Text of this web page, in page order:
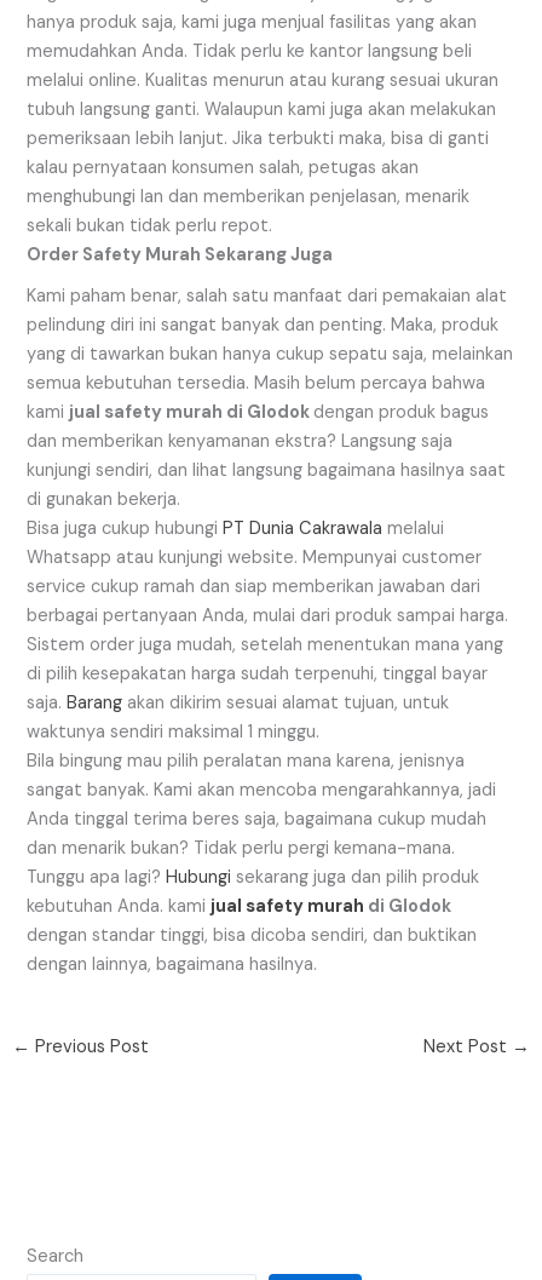
hanya produk saja, kami juga menjual fasilitas yang akan
memudahkan Anda. Tidak perlu ke kantor langsung beli
melalui online. Kualitas menurun atau kurang sesuai ukuran
tubuh langsung ganti. Walaupun kami juga akan melakukan
pemeriksaan lebih lanjut. Jika terbukti maka, bisa di ganti
kalau pernyataan konsumen salah, petugas akan
menghubungi lan dan memberikan penjelasan, menarik
sekali bukan tidak perlu repot.
Order Safety Murah Sekarang Juga
Kami paham benar, salah satu manfaat dari pemakaian alat
pelindung diri ini sangat banyak dan penting. Maka, produk
yang di tawarkan bukan hanya cukup sepatu saja, melainkan
semua kebutuhan tersedia. Masih belum percaya bahwa
kami jual safety murah di Glodok dengan produk bagus
dan memberikan kenyamanan ekstra? Langsung saja
kunjungi sendiri, dan lihat langsung bagaimana hasilnya saat
di gunakan bekerja.
Bisa juga cukup hubungi PT Dunia Cakrawala melalui
Whatsapp atau kunjungi website. Mempunyai customer
service cukup ramah dan siap memberikan jawaban dari
berbagai pertanyaan Anda, mulai dari produk sampai harga.
Sistem order juga mudah, setelah menentukan mana yang
di pilih kesepakatan harga sudah terpenuhi, tinggal bayar
saja.Barangakan dikirim sesuai alamat tujuan, untuk
waktunya sendiri maksimal 1 minggu.
Bila bingung mau pilih peralatan mana karena, jenisnya
sangat banyak. Kami akan mencoba mengarahkannya, jadi
Anda tinggal terima beres saja, bagaimana cukup mudah
dan menarik bukan? Tidak perlu pergi kemana-mana.
Tunggu apa lagi?Hubungisekarang juga dan pilih produk
kebutuhan Anda. kami jual safety murah di Glodok
dengan standar tinggi, bisa dicoba sendiri, dan buktikan
dengan lainnya, bagaimana hasilnya.
← Previous Post Next Post →
Search